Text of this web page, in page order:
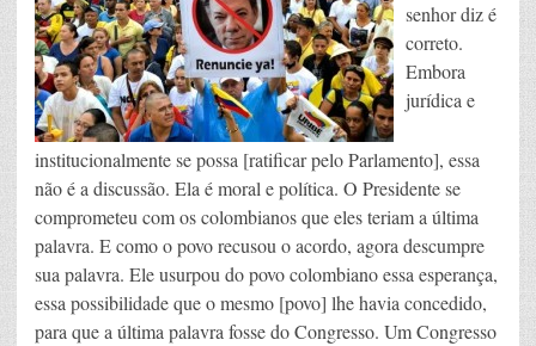
senhor diz é
correto.
Embora
jurídica e
institucionalmente se possa [ratificar pelo Parlamento], essa
não é a discussão. Ela é moral e política. O Presidente se
comprometeu com os colombianos que eles teriam a última
palavra. E como o povo recusou o acordo, agora descumpre
sua palavra. Ele usurpou do povo colombiano essa esperança,
essa possibilidade que o mesmo [povo] lhe havia concedido,
para que a última palavra fosse do Congresso. Um Congresso